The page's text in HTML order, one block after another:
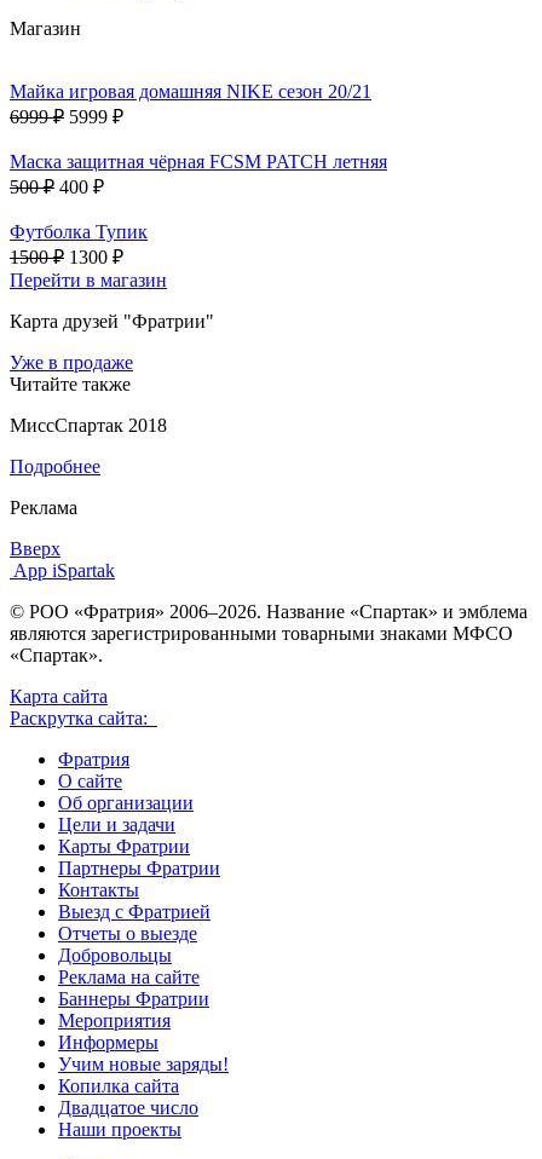
Магазин
Майка игровая домашняя NIKE сезон 20/21
6999 ₽ 5999 ₽
Маска защитная чёрная FCSM PATCH летняя
500 ₽ 400 ₽
Футболка Тупик
1500 ₽ 1300 ₽
Перейти в магазин
Карта друзей "Фратрии"
Уже в продаже
Читайте также
МиссСпартак 2018
Подробнее
Реклама
Вверх
App iSpartak
© РОО «Фратрия» 2006–2026. Название «Спартак» и эмблема
являются зарегистрированными товарными знаками МФСО
«Спартак».
Карта сайта
Раскрутка сайта:
Фратрия
О сайте
Об организации
Цели и задачи
Карты Фратрии
Партнеры Фратрии
Контакты
Выезд с Фратрией
Отчеты о выезде
Добровольцы
Реклама на сайте
Баннеры Фратрии
Мероприятия
Информеры
Учим новые заряды!
Копилка сайта
Двадцатое число
Наши проекты